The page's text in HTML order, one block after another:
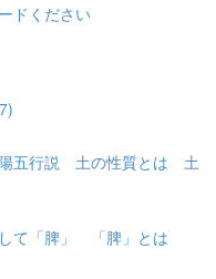
ドください
五行説 土の性質とは 土
て「脾」 「脾」とは